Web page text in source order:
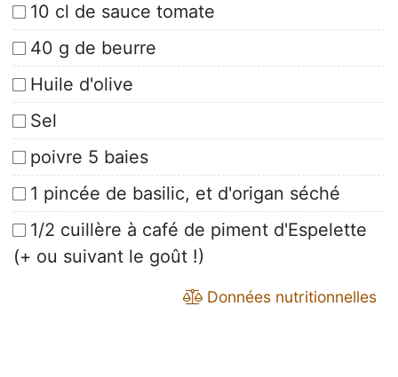
10 cl de sauce tomate
40 g de beurre
Huile d'olive
Sel
poivre 5 baies
1 pincée de basilic, et d'origan séché
1/2 cuillère à café de piment d'Espelette
(+ ou suivant le goût !)
Données nutritionnelles